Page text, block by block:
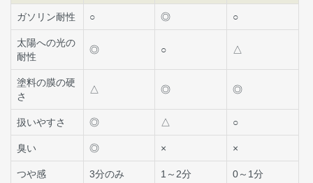
ガソリン耐性 ○ ◎ ○
太陽への光の
耐性
◎ ○ △
塗料の膜の硬
さ
△ ◎ ◎
扱いやすさ ◎ △ ○
臭い ◎ × ×
つや感 3分のみ 1～2分 0～1分